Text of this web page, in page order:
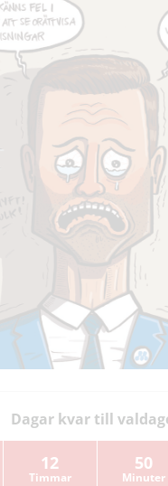
Dagar kvar till
12
Timmar
50
Minuter